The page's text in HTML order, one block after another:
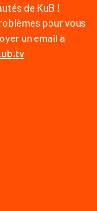
de KuB !
pour vous
un email à